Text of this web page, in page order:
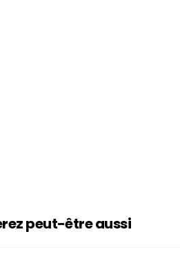
peut-être aussi